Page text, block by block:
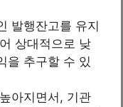
발행잔고를 유지
상대적으로 낮
을 추구할 수 있
아지면서, 기관